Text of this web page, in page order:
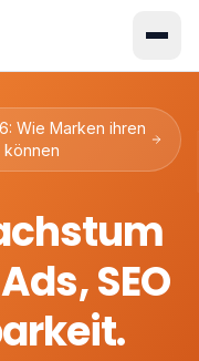
Wie Marken ihren
können
SEO